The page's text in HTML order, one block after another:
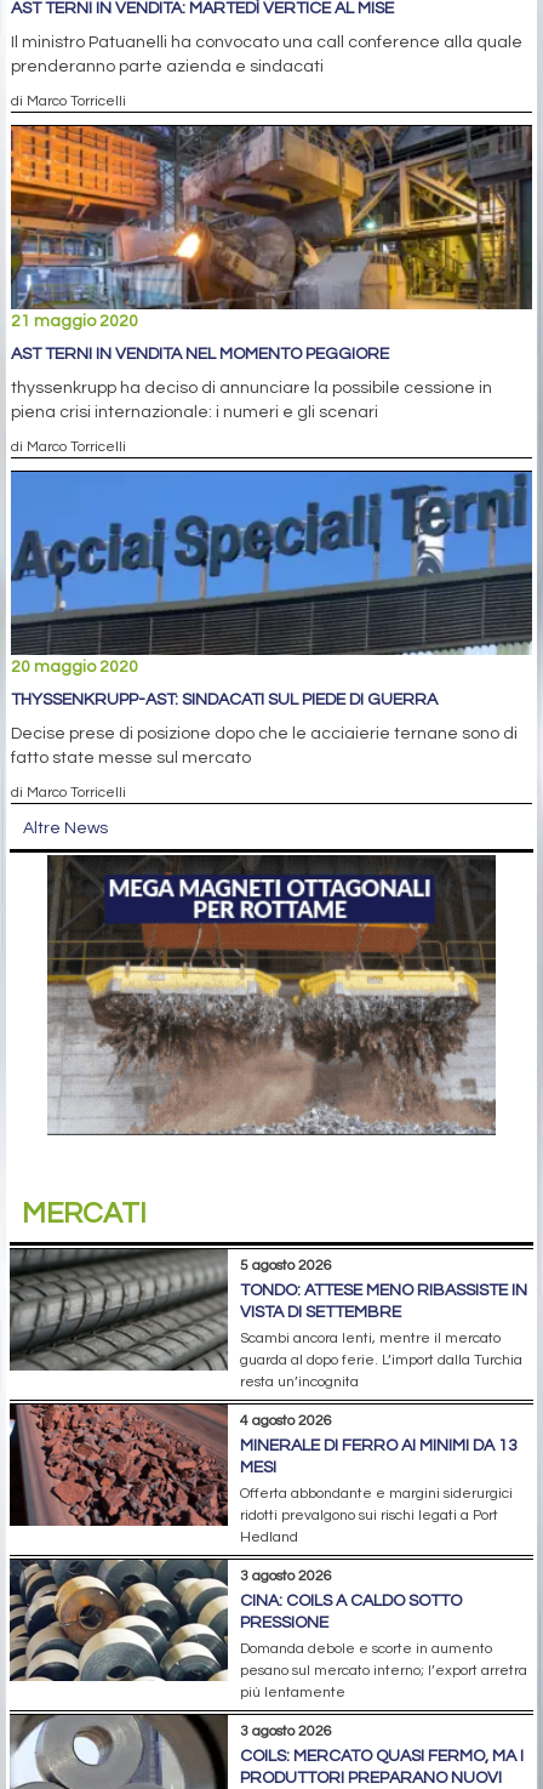
AST TERNI IN VENDITA: MARTEDÌ VERTICE AL MISE
Il ministro Patuanelli ha convocato una call conference alla quale
prenderanno parte azienda e sindacati
di Marco Torricelli
21 maggio 2020
AST TERNI IN VENDITA NEL MOMENTO PEGGIORE
thyssenkrupp ha deciso di annunciare la possibile cessione in
piena crisi internazionale: i numeri e gli scenari
di Marco Torricelli
20 maggio 2020
THYSSENKRUPP-AST: SINDACATI SUL PIEDE DI GUERRA
Decise prese di posizione dopo che le acciaierie ternane sono di
fatto state messe sul mercato
di Marco Torricelli
Altre News
MERCATI
5 agosto 2026
TONDO: ATTESE MENO RIBASSISTE IN
VISTA DI SETTEMBRE
Scambi ancora lenti, mentre il mercato
guarda al dopo ferie. L’import dalla Turchia
resta un’incognita
4 agosto 2026
MINERALE DI FERRO AI MINIMI DA 13
MESI
Offerta abbondante e margini siderurgici
ridotti prevalgono sui rischi legati a Port
Hedland
3 agosto 2026
CINA: COILS A CALDO SOTTO
PRESSIONE
Domanda debole e scorte in aumento
pesano sul mercato interno; l’export arretra
più lentamente
3 agosto 2026
COILS: MERCATO QUASI FERMO, MA I
PRODUTTORI PREPARANO NUOVI